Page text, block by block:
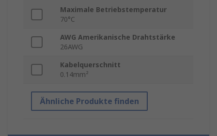
Maximale Betriebstemperatur
70°C
AWG Amerikanische Drahtstärke
26AWG
Kabelquerschnitt
0.14mm²
Ähnliche Produkte finden